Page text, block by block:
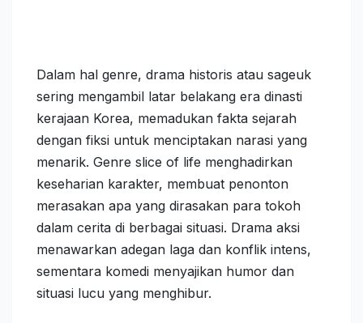
Dalam hal genre, drama historis atau sageuk
sering mengambil latar belakang era dinasti
kerajaan Korea, memadukan fakta sejarah
dengan fiksi untuk menciptakan narasi yang
menarik. Genre slice of life menghadirkan
keseharian karakter, membuat penonton
merasakan apa yang dirasakan para tokoh
dalam cerita di berbagai situasi. Drama aksi
menawarkan adegan laga dan konflik intens,
sementara komedi menyajikan humor dan
situasi lucu yang menghibur.